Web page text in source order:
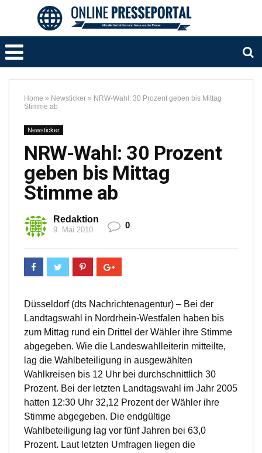
Home » Newsticker » NRW-Wahl: 30 Prozent geben bis Mittag
Stimme ab
Newsticker
NRW-Wahl: 30 Prozent
geben bis Mittag
Stimme ab
Redaktion
9. Mai 2010 0
Düsseldorf (dts Nachrichtenagentur) – Bei der
Landtagswahl in Nordrhein-Westfalen haben bis
zum Mittag rund ein Drittel der Wähler ihre Stimme
abgegeben. Wie die Landeswahlleiterin mitteilte,
lag die Wahlbeteiligung in ausgewählten
Wahlkreisen bis 12 Uhr bei durchschnittlich 30
Prozent. Bei der letzten Landtagswahl im Jahr 2005
hatten 12:30 Uhr 32,12 Prozent der Wähler ihre
Stimme abgegeben. Die endgültige
Wahlbeteiligung lag vor fünf Jahren bei 63,0
Prozent. Laut letzten Umfragen liegen die